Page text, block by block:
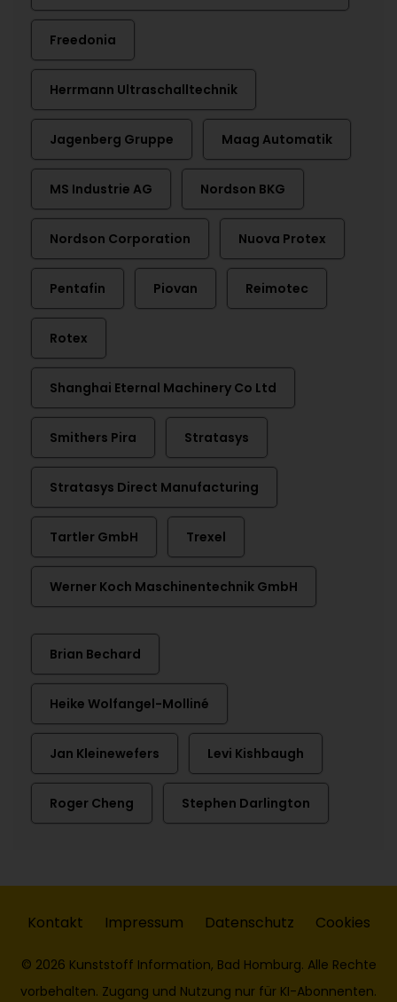
Freedonia
Herrmann Ultraschalltechnik
Jagenberg Gruppe Maag Automatik
MS Industrie AG Nordson BKG
Nordson Corporation Nuova Protex
Pentafin Piovan Reimotec
Rotex
Shanghai Eternal Machinery Co Ltd
Smithers Pira Stratasys
Stratasys Direct Manufacturing
Tartler GmbH Trexel
Werner Koch Maschinentechnik GmbH
Brian Bechard
Heike Wolfangel-Molliné
Jan Kleinewefers Levi Kishbaugh
Roger Cheng Stephen Darlington
Kontakt Impressum Datenschutz Cookies
© 2026 Kunststoff Information, Bad Homburg. Alle Rechte
vorbehalten. Zugang und Nutzung nur für KI-Abonnenten.